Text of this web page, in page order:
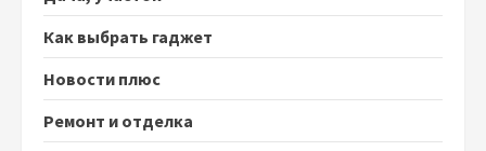
Как выбрать гаджет
Новости плюс
Ремонт и отделка